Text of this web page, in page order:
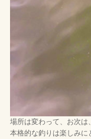
場所は変わって、お次は
本格的な釣りは楽しみに